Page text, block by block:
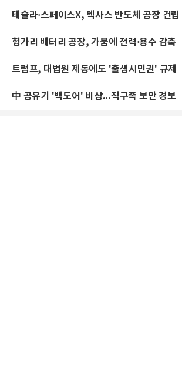
테슬라·스페이스X, 텍사스 반도체 공장 건립
헝가리 배터리 공장, 가뭄에 전력·용수 감축
트럼프, 대법원 제동에도 '출생시민권' 규제
中 공유기 '백도어' 비상...직구족 보안 경보